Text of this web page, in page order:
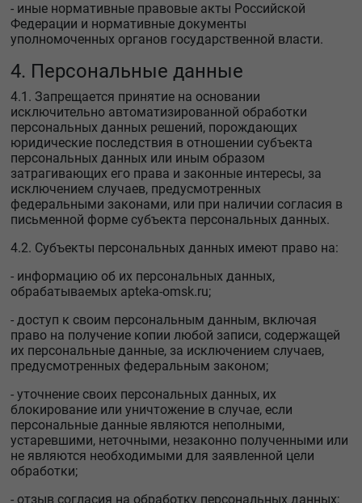
- иные нормативные правовые акты Российской
Федерации и нормативные документы
уполномоченных органов государственной власти.
4. Персональные данные
4.1. Запрещается принятие на основании
исключительно автоматизированной обработки
персональных данных решений, порождающих
юридические последствия в отношении субъекта
персональных данных или иным образом
затрагивающих его права и законные интересы, за
исключением случаев, предусмотренных
федеральными законами, или при наличии согласия в
письменной форме субъекта персональных данных.
4.2. Субъекты персональных данных имеют право на:
- информацию об их персональных данных,
обрабатываемых apteka-omsk.ru;
- доступ к своим персональным данным, включая
право на получение копии любой записи, содержащей
их персональные данные, за исключением случаев,
предусмотренных федеральным законом;
- уточнение своих персональных данных, их
блокирование или уничтожение в случае, если
персональные данные являются неполными,
устаревшими, неточными, незаконно полученными или
не являются необходимыми для заявленной цели
обработки;
- отзыв согласия на обработку персональных данных;